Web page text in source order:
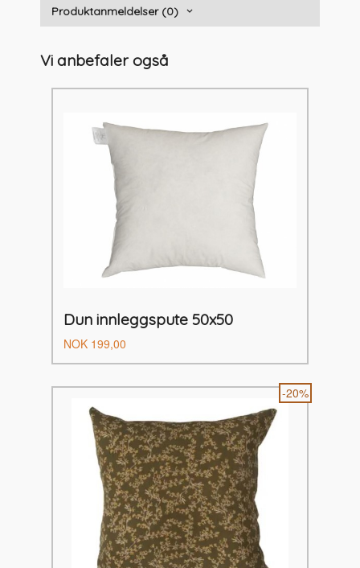
Produktanmeldelser (0)
Vi anbefaler også
Dun innleggspute 50x50
Pris
NOK 199,00
-20%